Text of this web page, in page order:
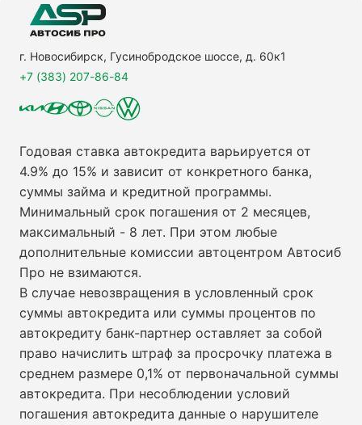
г. Новосибирск, Гусинобродское шоссе, д. 60к1
+7 (383) 207-86-84
Годовая ставка автокредита варьируется от
4.9% до 15% и зависит от конкретного банка,
суммы займа и кредитной программы.
Минимальный срок погашения от 2 месяцев,
максимальный - 8 лет. При этом любые
дополнительные комиссии автоцентром Автосиб
Про не взимаются.
В случае невозвращения в условленный срок
суммы автокредита или суммы процентов по
автокредиту банк-партнер оставляет за собой
право начислить штраф за просрочку платежа в
среднем размере 0,1% от первоначальной суммы
автокредита. При несоблюдении условий
погашения автокредита данные о нарушителе